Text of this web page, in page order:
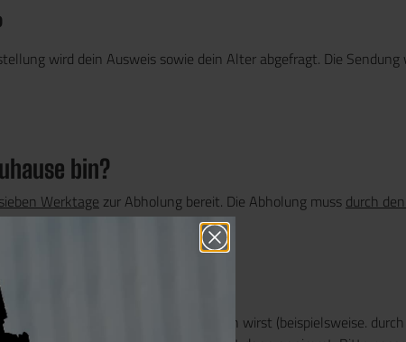
wird dein Ausweis sowie dein Alter abgefragt. Die Sendung
bin?
sieben Werktage zur Abholung bereit. Die Abholung muss durch
bei der Zustellung nicht Zuhause sein wirst (beispielsweise.